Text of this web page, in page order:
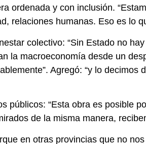
ordenada y con inclusión.
relaciones humanas. Eso es lo
colectivo: “Sin Estado no
la macroeconomía desde un
Agregó: “y lo
públicos: “Esta obra es posible
de la misma manera,
en otras provincias que no